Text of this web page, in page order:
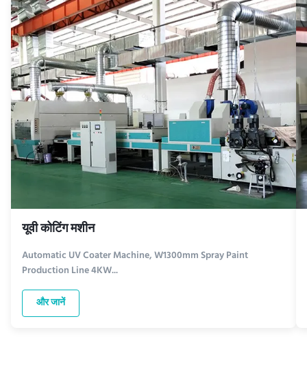
यूवी कोटिंग मशीन
Automatic UV Coater Machine, W1300mm Spray Paint
Production Line 4KW...
और जानें